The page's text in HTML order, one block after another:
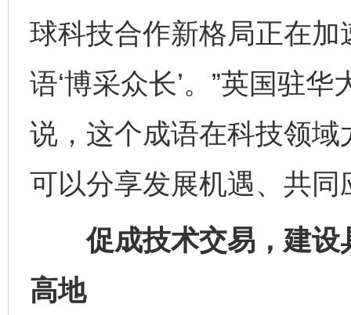
球科技合作新格局正在加
语‘博采众长’。”英国驻
说，这个成语在科技领域
可以分享发展机遇、共同
促成技术交易，建设
高地